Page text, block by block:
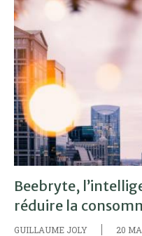
Beebryte,
réduire la
GUILLAUME JOLY 20